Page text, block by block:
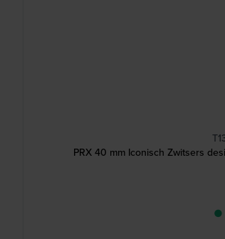
PRX 40 mm Iconisch Zwitsers
●